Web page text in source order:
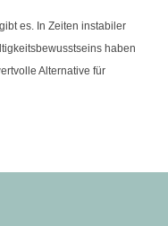
es. In Zeiten instabiler
haben
Alternative für